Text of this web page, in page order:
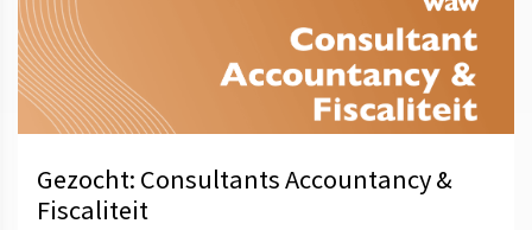
Gezocht: Consultants Accountancy &
Fiscaliteit